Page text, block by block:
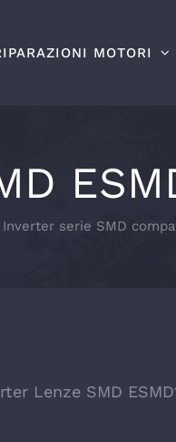
MOTORI
Inverter serie SMD
Lenze SMD